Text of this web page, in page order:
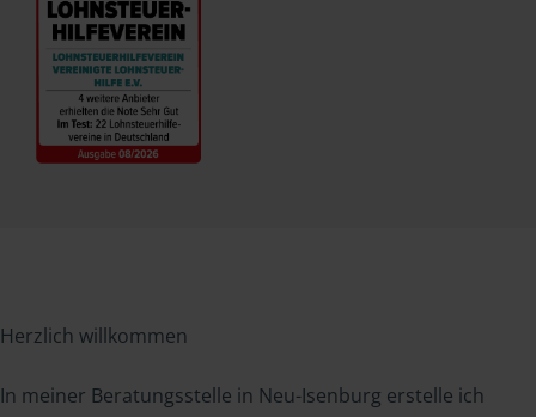
Herzlich willkommen
In meiner Beratungsstelle in Neu-Isenburg erstelle ich